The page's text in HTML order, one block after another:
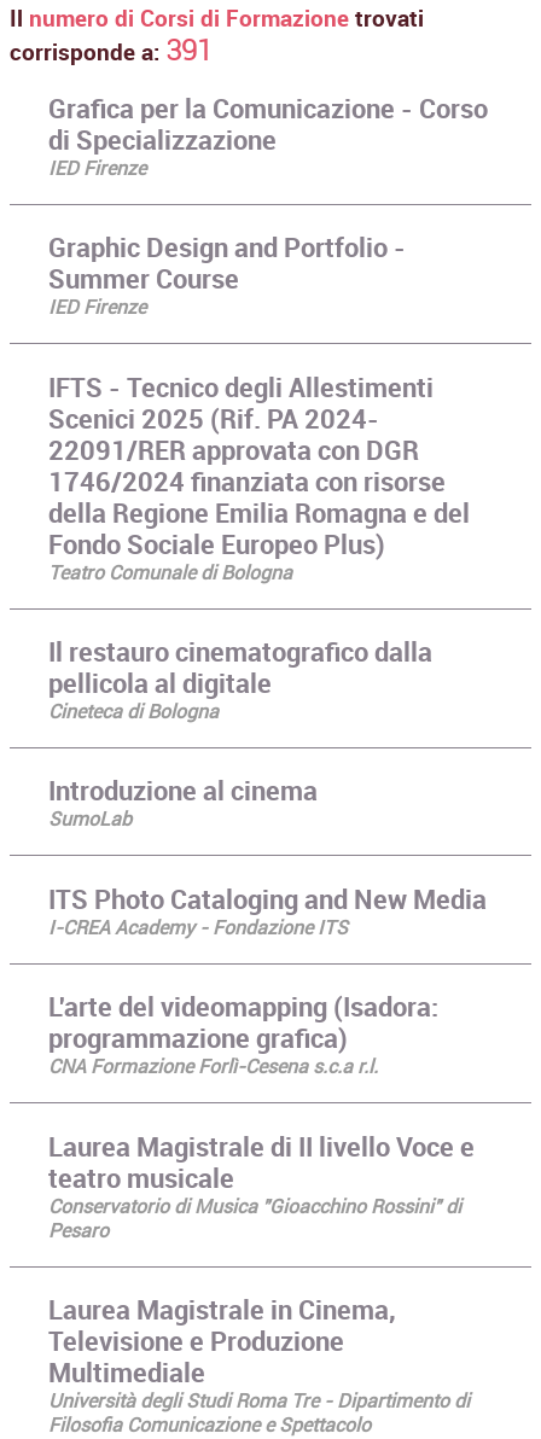
Il numero di Corsi di Formazionetrovati
corrisponde a: 391
Grafica per la Comunicazione - Corso
di Specializzazione
IED Firenze
Graphic Design and Portfolio -
Summer Course
IED Firenze
IFTS - Tecnico degli Allestimenti
Scenici 2025 (Rif. PA 2024-
22091/RER approvata con DGR
1746/2024 finanziata con risorse
della Regione Emilia Romagna e del
Fondo Sociale Europeo Plus)
Teatro Comunale di Bologna
Il restauro cinematografico dalla
pellicola al digitale
Cineteca di Bologna
Introduzione al cinema
SumoLab
ITS Photo Cataloging and New Media
I-CREA Academy - Fondazione ITS
L'arte del videomapping (Isadora:
programmazione grafica)
CNA Formazione Forlì-Cesena s.c.a r.l.
Laurea Magistrale di II livello Voce e
teatro musicale
Conservatorio di Musica "Gioacchino Rossini" di
Pesaro
Laurea Magistrale in Cinema,
Televisione e Produzione
Multimediale
Università degli Studi Roma Tre - Dipartimento di
Filosofia Comunicazione e Spettacolo